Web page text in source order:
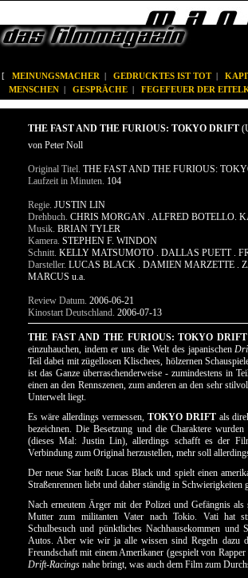
[ MEINUNGSMACHER | GEDRUCKTES IST TOT|
MENSCHEN | GESPRÄCHE | FEGEFEUER DER
THE FAST AND THE FURIOUS: TOKYO DRIFT
von Peter Noll
Original Titel. THE FAST AND THE FURIOUS:
Laufzeit in Minuten. 104
Regie. JUSTIN LIN
Drehbuch. CHRIS MORGAN . ALFRED BOTELLO.
Musik. BRIAN TYLER
Kamera. STEPHEN F. WINDON
Schnitt. KELLY MATSUMOTO . DALLAS PUETT .
Darsteller. LUCAS BLACK . DAMIEN MARZETTE .
MARCUS u.a.
Review Datum. 2006-06-21
Kinostart Deutschland. 2006-07-13
THE FAST AND THE FURIOUS: TOKYO DRIFT
einzuhauchen, indem er uns die Welt des japanischen
Teil dabei mit zügellosen Klischees, hölzernen
ist das Ganze überraschenderweise - zumindestens in
einen an den Rennszenen, zum anderen an den sehr
Unterwelt liegt.
Es wäre allerdings vermessen, TOKYO DRIFTals
bezeichnen. Die Besetzung und die Charaktere
(dieses Mal: Justin Lin), allerdings schafft es der
Verbindung zum Original herzustellen, mehr soll
Der neue Star heißt Lucas Black und spielt einen
Straßenrennen liebt und daher ständig in Schwierigkeiten
Nach erneutem Ärger mit der Polizei und Gefängnis
Mutter zum militanten Vater nach Tokio. Vati hat
Schulbesuch und pünktliches Nachhausekommen
Autos. Aber wie wir ja alle wissen sind Regeln dazu
Freundschaft mit einem Amerikaner (gespielt von
Drift-Racings nahe bringt, was auch dem Film zum